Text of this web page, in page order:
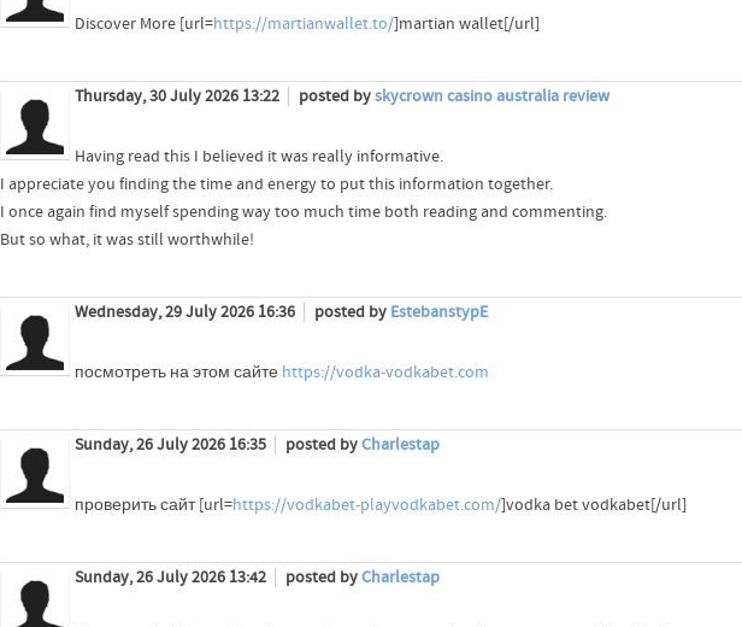
Discover More [url=https://martianwallet.to/]martian wallet[/url]
Thursday, 30 July 2026 13:22 posted byskycrown casino australia review
Having read this I believed it was really informative.
I appreciate you finding the time and energy to put this information together.
I once again find myself spending way too much time both reading and commenting.
But so what, it was still worthwhile!
Wednesday, 29 July 2026 16:36 posted by EstebanstypE
посмотреть на этом сайте https://vodka-vodkabet.com
Sunday, 26 July 2026 16:35 posted byCharlestap
проверить сайт [url=https://vodkabet-playvodkabet.com/]vodka bet vodkabet[/url]
Sunday, 26 July 2026 13:42 posted byCharlestap